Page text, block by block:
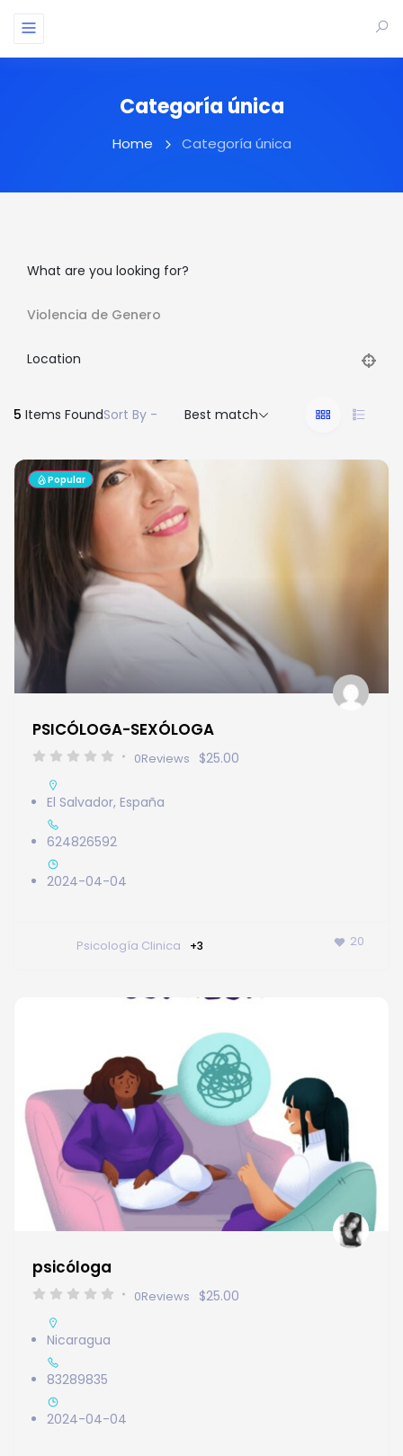
Categoría única
Home Categoría única
What are you looking for?
Violencia de Genero
Location
5 Items FoundSort By - Best match
Popular
PSICÓLOGA-SEXÓLOGA
0Reviews $25.00
El Salvador, España
624826592
2024-04-04
Psicología Clinica +3 20
psicóloga
0Reviews $25.00
Nicaragua
83289835
2024-04-04